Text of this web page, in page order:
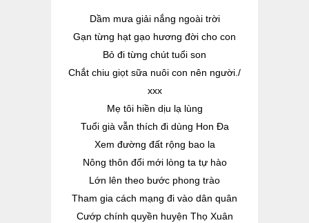
Dầm mưa giải nắng ngoài trời
Gạn từng hạt gạo hương đời cho con
Bỏ đi từng chút tuổi son
Chắt chiu giọt sữa nuôi con nên người./
xxx
Mẹ tôi hiền dịu lạ lùng
Tuổi già vẫn thích đi dùng Hon Đa
Xem đường đất rộng bao la
Nông thôn đổi mới lòng ta tự hào
Lớn lên theo bước phong trào
Tham gia cách mạng đi vào dân quân
Cướp chính quyền huyện Thọ Xuân